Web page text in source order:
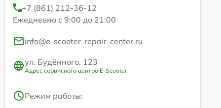
+7 (861) 212-36-12
Ежедневно с 9:00 до 21:00
info@e-scooter-repair-center.ru
ул. Будённого, 123
Адрес сервисного центра E-Scooter
Режим работы: